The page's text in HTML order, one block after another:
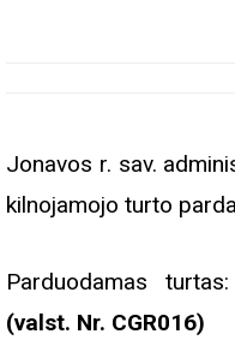
Jonavos r. sav.
kilnojamojo turto
Parduodamas turtas:
(valst. Nr. CGR016)